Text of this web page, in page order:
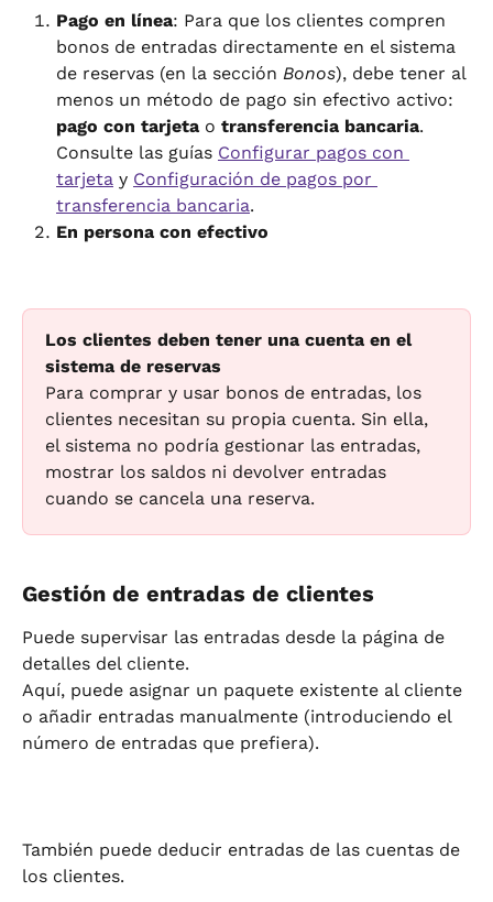
Pago en línea: Para que los clientes compren
bonos de entradas directamente en el sistema
de reservas (en la sección Bonos), debe tener al
menos un método de pago sin efectivo activo:
pago con tarjeta o transferencia bancaria.
Consulte las guías Configurar pagos con
tarjeta y Configuración de pagos por
transferencia bancaria.
En persona con efectivo
Los clientes deben tener una cuenta en el
sistema de reservas
Para comprar y usar bonos de entradas, los
clientes necesitan su propia cuenta. Sin ella,
el sistema no podría gestionar las entradas,
mostrar los saldos ni devolver entradas
cuando se cancela una reserva.
Gestión de entradas de clientes
Puede supervisar las entradas desde la página de
detalles del cliente.
Aquí, puede asignar un paquete existente al cliente
o añadir entradas manualmente (introduciendo el
número de entradas que prefiera).
También puede deducir entradas de las cuentas de
los clientes.